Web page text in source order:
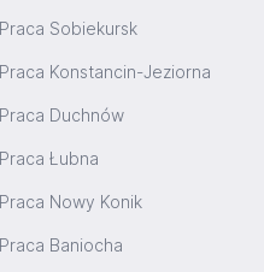
Praca Sobiekursk
Praca Konstancin-Jeziorna
Praca Duchnów
Praca Łubna
Praca Nowy Konik
Praca Baniocha